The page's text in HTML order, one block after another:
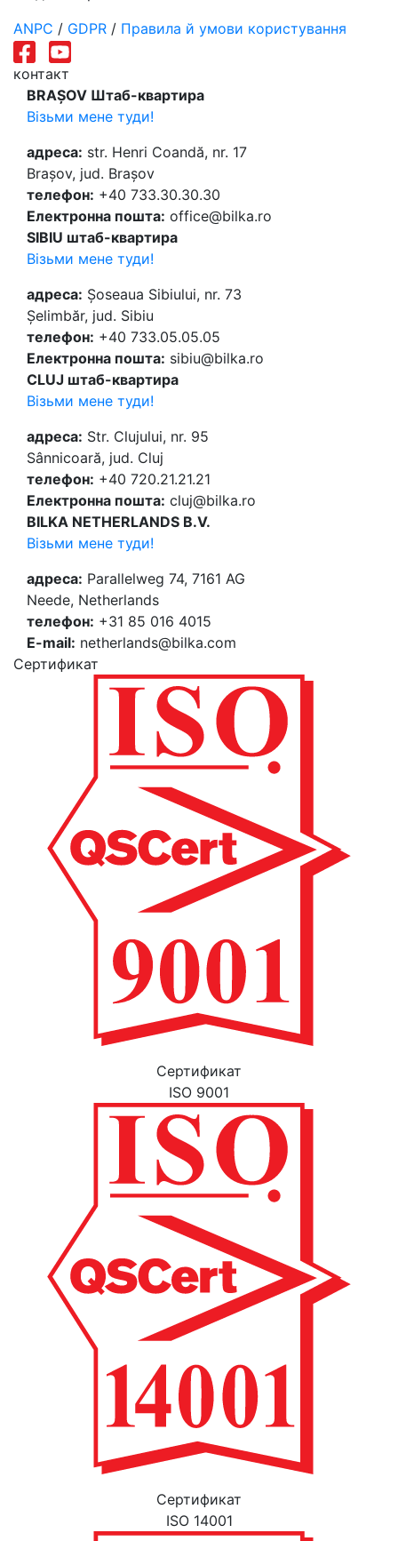
ANPC / GDPR / Правила й умови користування
контакт
BRAȘOV Штаб-квартира
Візьми мене туди!
адреса: str. Henri Coandă, nr. 17
Brașov, jud. Brașov
телефон: +40 733.30.30.30
Електронна пошта: office@bilka.ro
SIBIU штаб-квартира
Візьми мене туди!
адреса: Șoseaua Sibiului, nr. 73
Șelimbăr, jud. Sibiu
телефон: +40 733.05.05.05
Електронна пошта: sibiu@bilka.ro
CLUJ штаб-квартира
Візьми мене туди!
адреса: Str. Clujului, nr. 95
Sânnicoară, jud. Cluj
телефон: +40 720.21.21.21
Електронна пошта: cluj@bilka.ro
BILKA NETHERLANDS B.V.
Візьми мене туди!
адреса: Parallelweg 74, 7161 AG
Neede, Netherlands
телефон: +31 85 016 4015
E-mail: netherlands@bilka.com
Cертификат
Cертификат
ISO 9001
Cертификат
ISO 14001